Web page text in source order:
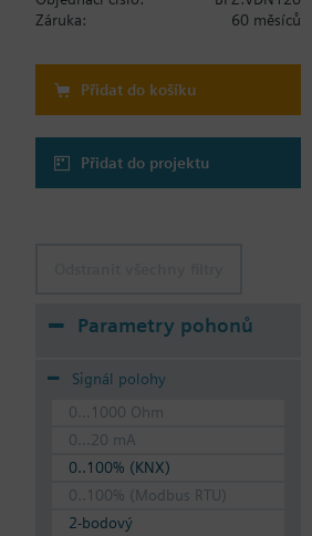
Záruka:
60 měsíců
Přidat do košíku
Přidat do projektu
Parametry pohonů
Signál polohy
0...1000 Ohm
0...20 mA
0..100% (KNX)
0..100% (Modbus RTU)
2-bodový